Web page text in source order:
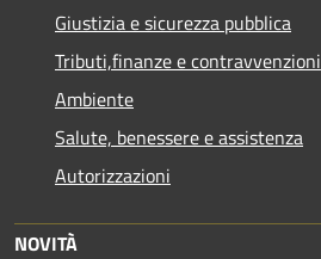
Giustizia e sicurezza pubblica
Tributi,finanze e contravvenzioni
Ambiente
Salute, benessere e assistenza
Autorizzazioni
NOVITÀ